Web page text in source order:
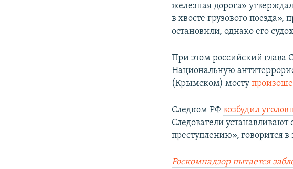
железная дорога»
в хвосте грузового
остановили, однако его
При этом российский глава
Национальную
(Крымском) мосту
Следком РФвозбудил
Следователи
преступлению», говорится в
Роскомнадзор пытается